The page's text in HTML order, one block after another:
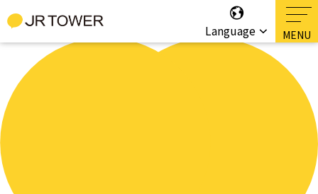
Language